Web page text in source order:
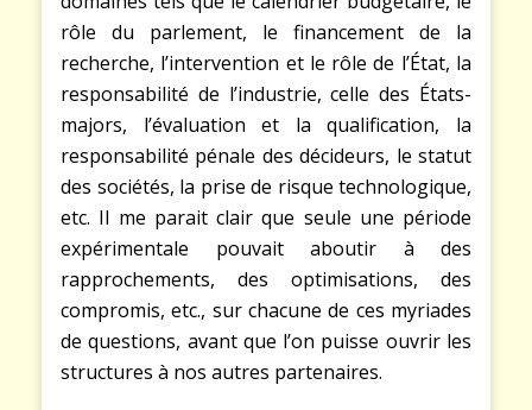
rôle du parlement, le financement de la
recherche, l’intervention et le rôle de l’État, la
responsabilité de l’industrie, celle des États-
majors, l’évaluation et la qualification, la
responsabilité pénale des décideurs, le statut
des sociétés, la prise de risque technologique,
etc. Il me parait clair que seule une période
expérimentale pouvait aboutir à des
rapprochements, des optimisations, des
compromis, etc., sur chacune de ces myriades
de questions, avant que l’on puisse ouvrir les
structures à nos autres partenaires.